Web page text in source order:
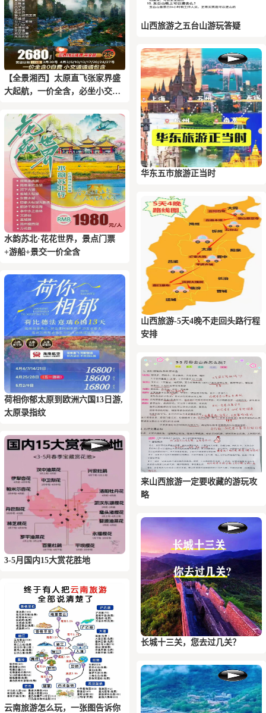
【全景湘西】太原直飞张家界盛
大起航，一价全含，必坐小交通
水韵苏北·花花世界，景点门票
+游船+景交一价全含
荷相你‬郁太原到欧洲六国13日游,
太原录指纹
3-5月国内15大赏花胜地
云南旅游怎么玩，一张图告诉你
山西旅游之五台山游玩答疑
华东五市旅游正当时
山西旅游-5天4晚不走回头路行程
安排
来山西旅游一定要收藏的游玩攻
略
长城十三关，您去过几关？